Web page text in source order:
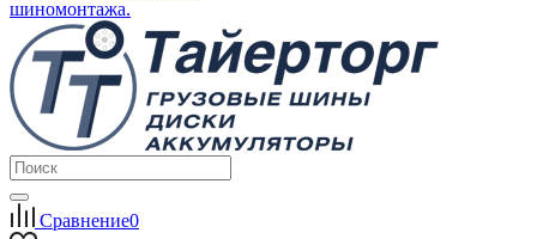
шиномонтажа.
Сравнение0